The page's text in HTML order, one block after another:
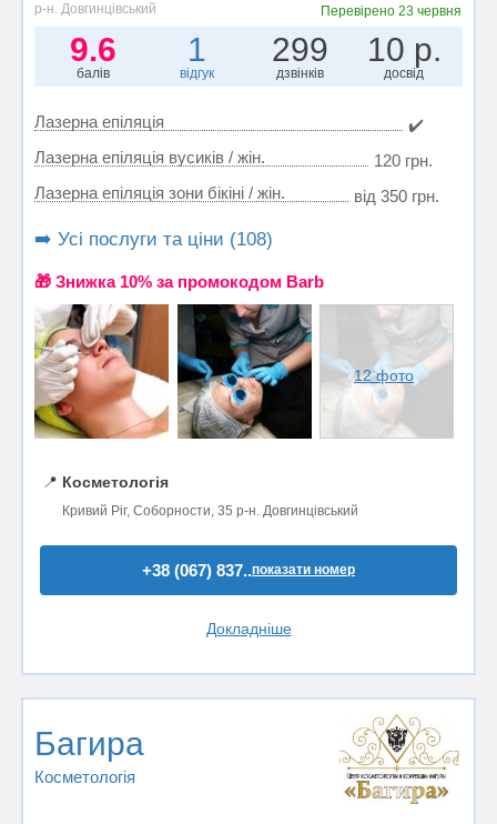
р-н. Довгинцівський Перевірено23 червня
9.6
балів
1
відгук
299
дзвінків
10 р.
досвід
Лазерна епіляція
✔️
Лазерна епіляція вусиків / жін.
120 грн.
Лазерна епіляція зони бікіні / жін.
від 350 грн.
➡️ Усі послуги та ціни (108)
🎁 Знижка 10% за промокодом Barb
12 фото
📍 Косметологія
Кривий Ріг, Соборности, 35 р-н. Довгинцівський
+38 (067) 837..показати номер
Докладніше
Багира
Косметологія